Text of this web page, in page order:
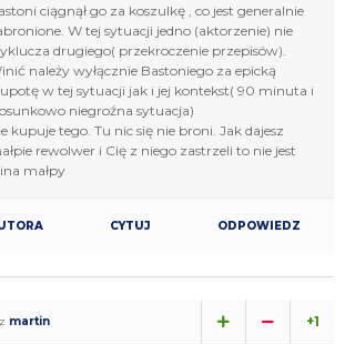
ciągnął go za koszulkę , co jest generalnie
W tej sytuacji jedno (aktorzenie) nie
drugiego( przekroczenie przepisów).
należy wyłącznie Bastoniego za epicką
w tej sytuacji jak i jej kontekst( 90 minuta i
niegroźna sytuacja)
kupuje tego. Tu nic się nie broni. Jak dajesz
rewolwer i Cię z niego zastrzeli to nie jest
małpy
CYTUJ ODPOWIEDZ
martin +1